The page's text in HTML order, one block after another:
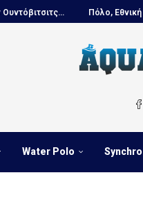
Πόλο, Εθνική Νέων Ανδρών...
Water Polo Synchro